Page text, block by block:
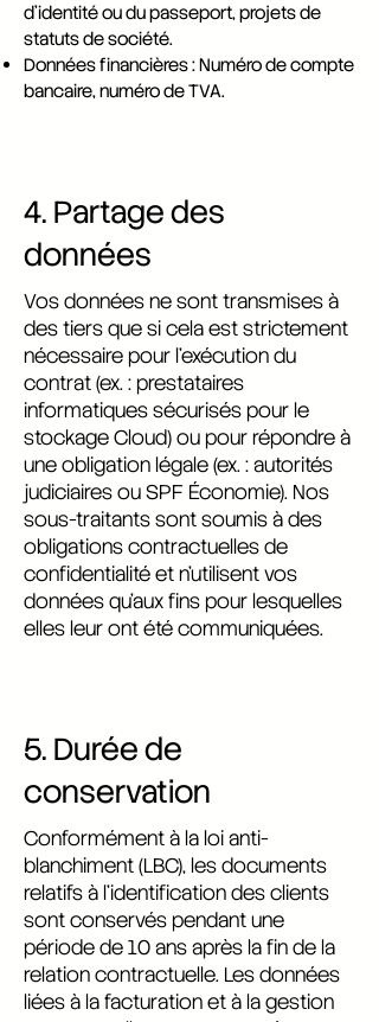
d’identité ou du passeport, projets de
statuts de société.
Données financières : Numéro de compte
bancaire, numéro de TVA.
4. Partage des
données
Vos données ne sont transmises à
des tiers que si cela est strictement
nécessaire pour l’exécution du
contrat (ex. : prestataires
informatiques sécurisés pour le
stockage Cloud) ou pour répondre à
une obligation légale (ex. : autorités
judiciaires ou SPF Économie). Nos
sous-traitants sont soumis à des
obligations contractuelles de
confidentialité et n’utilisent vos
données qu’aux fins pour lesquelles
elles leur ont été communiquées.
5. Durée de
conservation
Conformément à la loi anti-
blanchiment (LBC), les documents
relatifs à l’identification des clients
sont conservés pendant une
période de 10 ans après la fin de la
relation contractuelle. Les données
liées à la facturation et à la gestion